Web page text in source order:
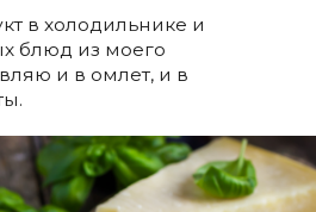
в холодильнике и
блюд из моего
и в омлет, и в